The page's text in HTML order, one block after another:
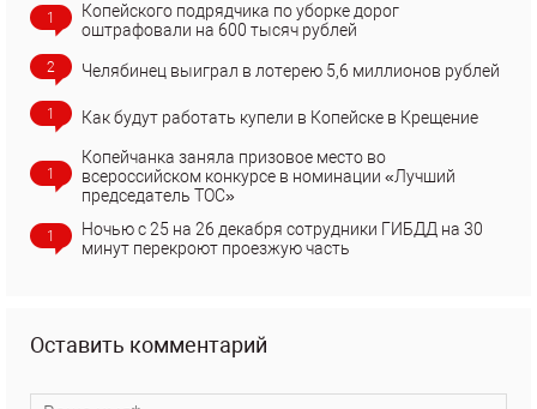
1
Копейского подрядчика по уборке дорог
оштрафовали на 600 тысяч рублей
2 Челябинец выиграл в лотерею 5,6 миллионов рублей
1 Как будут работать купели в Копейске в Крещение
1
Копейчанка заняла призовое место во
всероссийском конкурсе в номинации «Лучший
председатель ТОС»
1
Ночью с 25 на 26 декабря сотрудники ГИБДД на 30
минут перекроют проезжую часть
Оставить комментарий